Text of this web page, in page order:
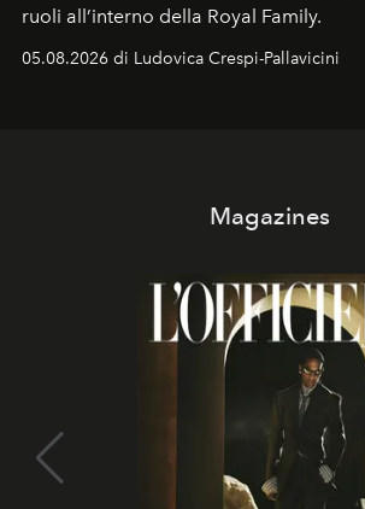
ruoli all’interno della Royal Family.
05.08.2026 di Ludovica Crespi-Pallavicini
Magazines